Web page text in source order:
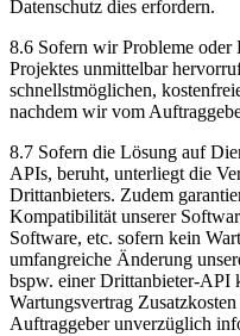
Datenschutz dies erfordern.
8.6 Sofern wir Probleme oder
Projektes unmittelbar
schnellstmöglichen,
nachdem wir vom
8.7 Sofern die Lösung auf
APIs, beruht, unterliegt die
Drittanbieters. Zudem
Kompatibilität unserer
Software, etc. sofern kein
umfangreiche Änderung
bspw. einer Drittanbieter-API
Wartungsvertrag
Auftraggeber unverzüglich